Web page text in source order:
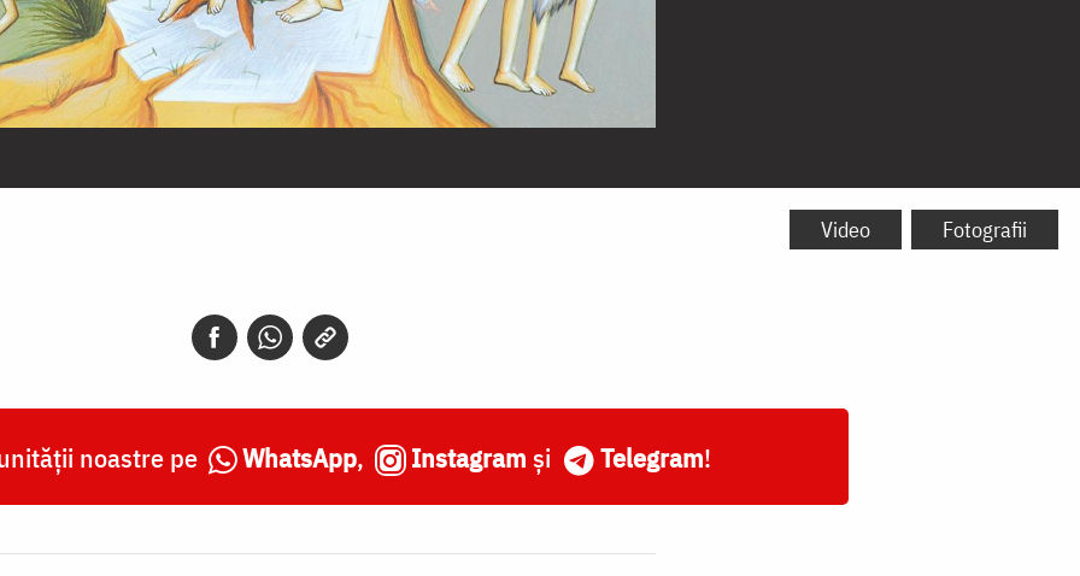
Video Fotografii
noastre pe WhatsApp, Instagram și Telegram!